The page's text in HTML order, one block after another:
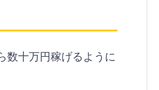
数十万円稼げるように